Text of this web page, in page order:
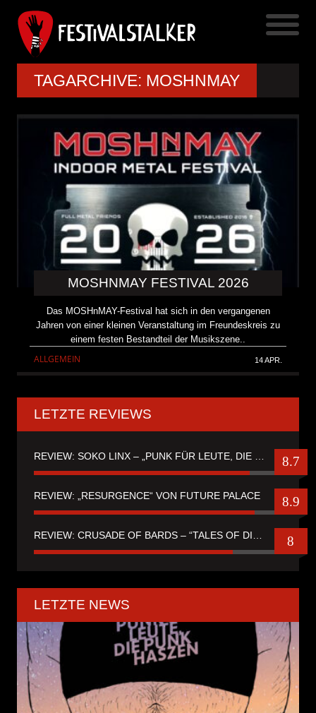
TAGARCHIVE: MOSHNMAY
MOSHNMAY FESTIVAL 2026
Das MOSHnMAY-Festival hat sich in den vergangenen
Jahren von einer kleinen Veranstaltung im Freundeskreis zu
einem festen Bestandteil der Musikszene..
ALLGEMEIN 14 APR.
LETZTE REVIEWS
8.7
REVIEW: „RESURGENCE“ VON FUTURE PALACE 8.9
8
LETZTE NEWS